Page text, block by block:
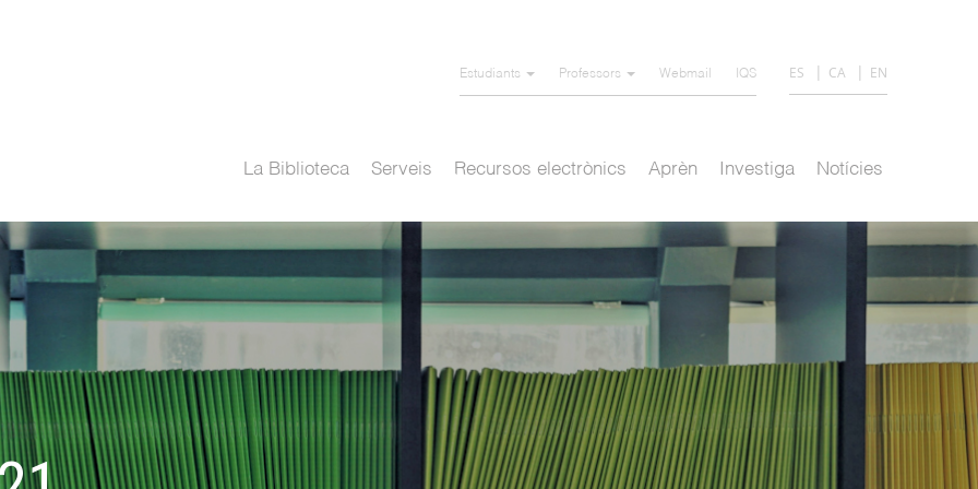
Estudiants Professors Webmail IQS ES CA EN
La Biblioteca Serveis Recursos electrònics Aprèn Investiga Notícies